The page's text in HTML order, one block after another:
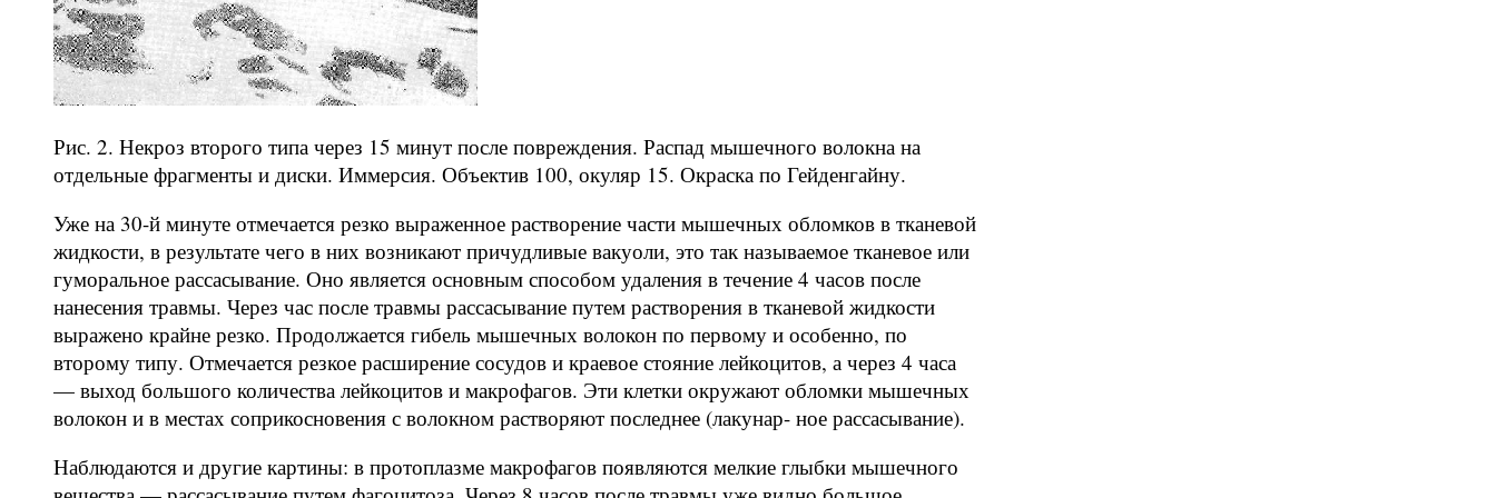
Рис. 2. Некроз второго типа через 15 минут после повреждения. Распад мышечного волокна на
отдельные фрагменты и диски. Иммерсия. Объектив 100, окуляр 15. Окраска по Гейденгайну.
Уже на 30-й минуте отмечается резко выраженное растворение части мышечных обломков в тканевой
жидкости, в результате чего в них возникают причудливые вакуоли, это так называемое тканевое или
гуморальное рассасывание. Оно является основным способом удаления в течение 4 часов после
нанесения травмы. Через час после травмы рассасывание путем растворения в тканевой жидкости
выражено крайне резко. Продолжается гибель мышечных волокон по первому и особенно, по
второму типу. Отмечается резкое расширение сосудов и краевое стояние лейкоцитов, а через 4 часа
— выход большого количества лейкоцитов и макрофагов. Эти клетки окружают обломки мышечных
волокон и в местах соприкосновения с волокном растворяют последнее (лакунар- ное рассасывание).
Наблюдаются и другие картины: в протоплазме макрофагов появляются мелкие глыбки мышечного